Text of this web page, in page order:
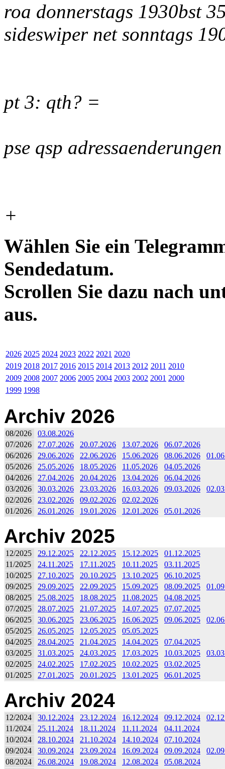
roa donnerstags 1930bst
sideswiper net sonntags
pt 3: qth? =
pse qsp
+
Wählen Sie ein
Sendedatum.
Scrollen Sie dazu nach
aus.
2026 2025 2024 2023 2022 2021 2020
2019 2018 2017 2016 2015 2014 2013 2012 2011 2010
2009 2008 2007 2006 2005 2004 2003 2002 2001 2000
1999 1998
Archiv 2026
08/2026
03.08.2026
07/2026
27.07.2026 20.07.2026 13.07.2026
06.07.2026
06/2026
29.06.2026 22.06.2026 15.06.2026 08.06.2026
05/2026
25.05.2026 18.05.2026 11.05.2026
04.05.2026
04/2026
27.04.2026 20.04.2026 13.04.2026
06.04.2026
03/2026
30.03.2026 23.03.2026 16.03.2026 09.03.2026
02/2026
23.02.2026 09.02.2026
02.02.2026
01/2026
26.01.2026 19.01.2026 12.01.2026 05.01.2026
Archiv 2025
12/2025 29.12.2025 22.12.2025 15.12.2025
01.12.2025
11/2025
24.11.2025 17.11.2025 10.11.2025
03.11.2025
10/2025
27.10.2025 20.10.2025 13.10.2025
06.10.2025
09/2025
29.09.2025 22.09.2025 15.09.2025 08.09.2025
08/2025
25.08.2025 18.08.2025 11.08.2025
04.08.2025
07/2025
28.07.2025 21.07.2025 14.07.2025
07.07.2025
06/2025
30.06.2025 23.06.2025 16.06.2025 09.06.2025
05/2025
26.05.2025 12.05.2025
05.05.2025
04/2025
28.04.2025 21.04.2025 14.04.2025
07.04.2025
03/2025
31.03.2025 24.03.2025 17.03.2025 10.03.2025
02/2025
24.02.2025 17.02.2025 10.02.2025
03.02.2025
01/2025
27.01.2025 20.01.2025 13.01.2025 06.01.2025
Archiv 2024
12/2024 30.12.2024 23.12.2024 16.12.2024 09.12.2024
11/2024
25.11.2024 18.11.2024 11.11.2024
04.11.2024
10/2024
28.10.2024 21.10.2024 14.10.2024
07.10.2024
09/2024
30.09.2024 23.09.2024 16.09.2024 09.09.2024
08/2024
26.08.2024 19.08.2024 12.08.2024
05.08.2024